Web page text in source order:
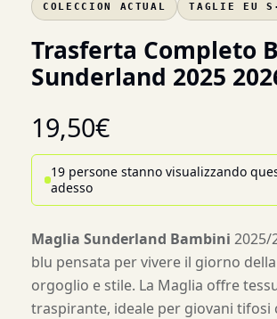
COLECCION ACTUAL TAGLIE EU
Trasferta Completo
Sunderland 2025
19,50€
19 persone stanno visualizzando
adesso
Maglia Sunderland Bambini 2025/
blu pensata per vivere il giorno
orgoglio e stile. La Maglia offre
traspirante, ideale per giovani tifosi